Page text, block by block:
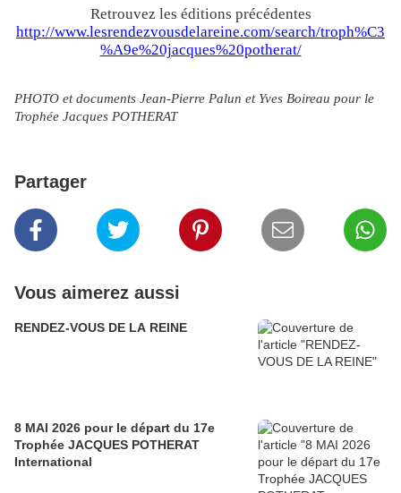
Retrouvez les éditions précédentes
http://www.lesrendezvousdelareine.com/search/troph%C3
%A9e%20jacques%20potherat/
PHOTO et documents Jean-Pierre Palun et Yves Boireau pour le
Trophée Jacques POTHERAT
Partager
Vous aimerez aussi
RENDEZ-VOUS DE LA REINE
8 MAI 2026 pour le départ du 17e
Trophée JACQUES POTHERAT
International